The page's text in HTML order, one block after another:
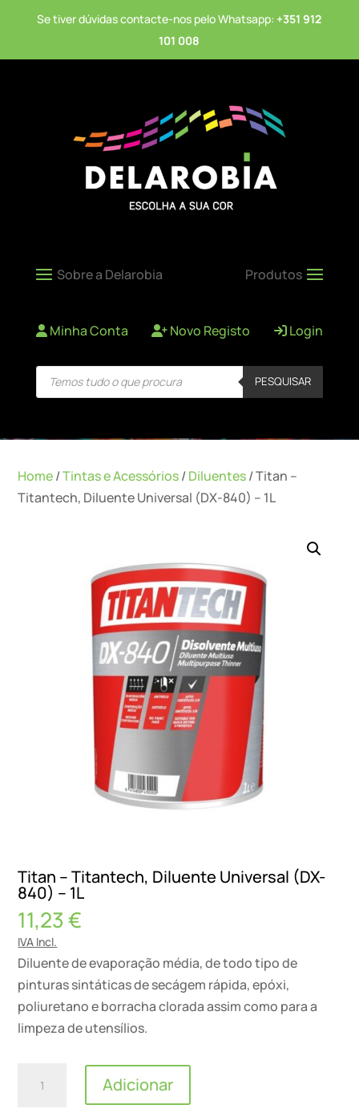
Se tiver dúvidas contacte-nos pelo Whatsapp: +351 912
101 008
Minha Conta Novo Registo Login
Products
search PESQUISAR
Home/Tintas e Acessórios/Diluentes/ Titan –
Titantech, Diluente Universal (DX-840) – 1L
Titan – Titantech, Diluente Universal (DX-
840) – 1L
11,23€
IVA Incl.
Diluente de evaporação média, de todo tipo de
pinturas sintáticas de secágem rápida, epóxi,
poliuretano e borracha clorada assim como para a
limpeza de utensílios.
Quantidade
Adicionar